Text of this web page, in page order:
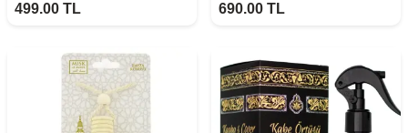
499.00 TL 690.00 TL